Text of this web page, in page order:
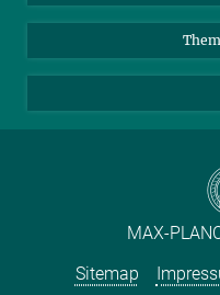
MAX-
Sitemap